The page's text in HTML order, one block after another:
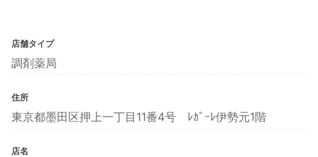
店舗タイプ
調剤薬局
住所
東京都墨田区押上一丁目11番4号 ﾚｶﾞｰﾚ伊勢元1階
店名